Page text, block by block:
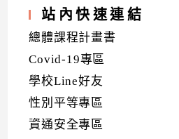
站內快速連結
總體課程計畫書
Covid-19專區
學校Line好友
性別平等專區
資通安全專區